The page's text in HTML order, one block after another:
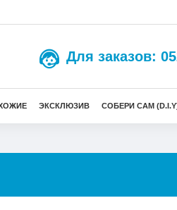
Для заказов:
ЭКСКЛЮЗИВ СОБЕРИ САМ